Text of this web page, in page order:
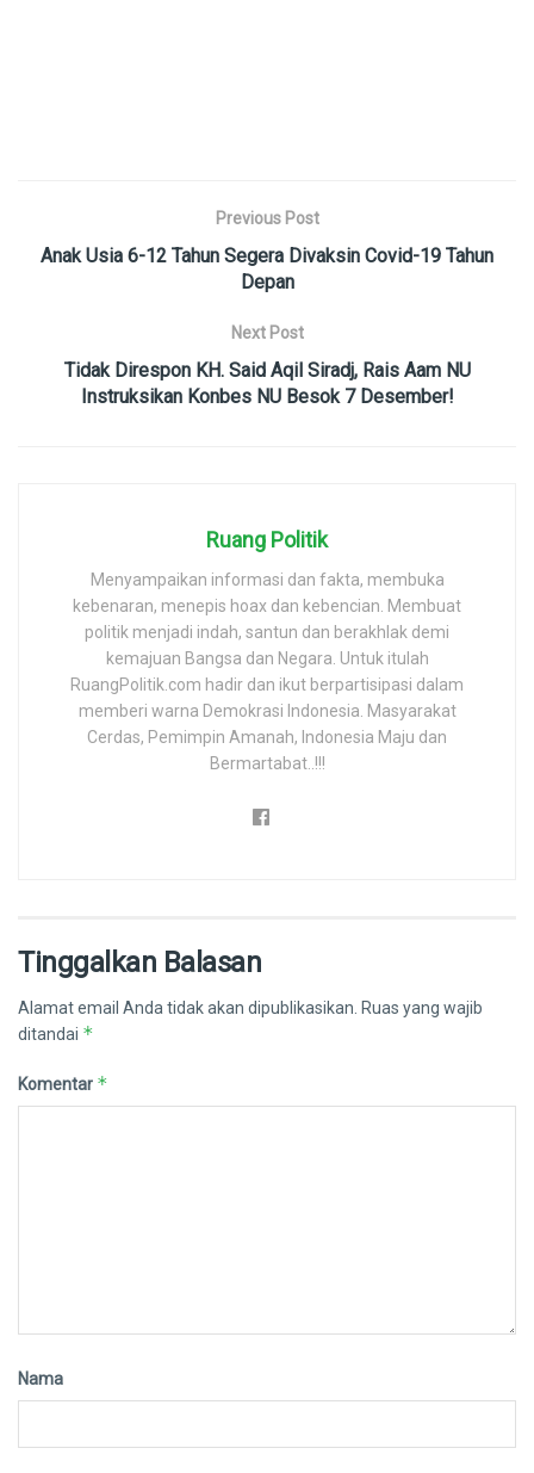
Previous Post
Anak Usia 6-12 Tahun Segera Divaksin Covid-19 Tahun
Depan
Next Post
Tidak Direspon KH. Said Aqil Siradj, Rais Aam NU
Instruksikan Konbes NU Besok 7 Desember!
Ruang Politik
Menyampaikan informasi dan fakta, membuka
kebenaran, menepis hoax dan kebencian. Membuat
politik menjadi indah, santun dan berakhlak demi
kemajuan Bangsa dan Negara. Untuk itulah
RuangPolitik.com hadir dan ikut berpartisipasi dalam
memberi warna Demokrasi Indonesia. Masyarakat
Cerdas, Pemimpin Amanah, Indonesia Maju dan
Bermartabat..!!!
Tinggalkan Balasan
Alamat email Anda tidak akan dipublikasikan. Ruas yang wajib
ditandai *
Komentar *
Nama